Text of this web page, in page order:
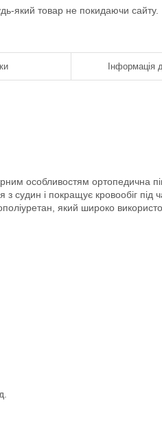
який товар не покидаючи сайту.
Інформація
особливостям ортопедична
судин і покращує кровообіг під
який широко